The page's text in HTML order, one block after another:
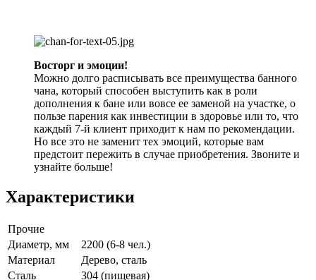
Восторг и эмоции!
Можно долго расписывать все преимущества банного
чана, который способен выступить как в роли
дополнения к бане или вовсе ее заменой на участке, о
пользе парения как инвестиции в здоровье или то, что
каждый 7-й клиент приходит к нам по рекомендации.
Но все это не заменит тех эмоций, которые вам
предстоит пережить в случае приобретения. Звоните и
узнайте больше!
Характеристики
Прочие
Диаметр, мм
2200 (6-8 чел.)
Материал
Дерево, сталь
Сталь
304 (пищевая)